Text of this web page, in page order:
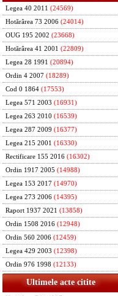
Legea 40 2011 (24569)
Hotărârea 73 2006 (24014)
OUG 195 2002 (23668)
Hotărârea 41 2001 (22809)
Legea 28 1991 (20894)
Ordin 4 2007 (18289)
Cod 0 1864 (17553)
Legea 571 2003 (16931)
Legea 263 2010 (16539)
Legea 287 2009 (16377)
Legea 215 2001 (16330)
Rectificare 155 2016 (16302)
Ordin 1917 2005 (14988)
Legea 153 2017 (14970)
Legea 273 2006 (14395)
Raport 1937 2021 (13858)
Ordin 1508 2016 (12948)
Ordin 560 2006 (12459)
Legea 429 2003 (12398)
Ordin 976 1998 (12133)
Ultimele acte citite